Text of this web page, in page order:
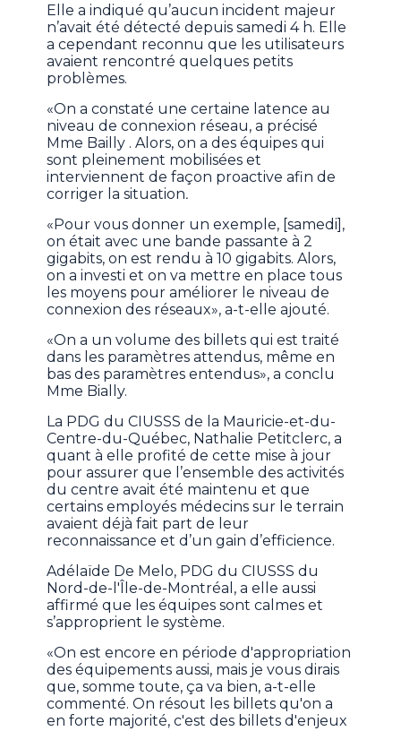
Elle a indiqué qu’aucun incident majeur
n’avait été détecté depuis samedi 4 h. Elle
a cependant reconnu que les utilisateurs
avaient rencontré quelques petits
problèmes.
«On a constaté une certaine latence au
niveau de connexion réseau, a précisé
Mme Bailly . Alors, on a des équipes qui
sont pleinement mobilisées et
interviennent de façon proactive afin de
corriger la situation.
«Pour vous donner un exemple, [samedi],
on était avec une bande passante à 2
gigabits, on est rendu à 10 gigabits. Alors,
on a investi et on va mettre en place tous
les moyens pour améliorer le niveau de
connexion des réseaux», a-t-elle ajouté.
«On a un volume des billets qui est traité
dans les paramètres attendus, même en
bas des paramètres entendus», a conclu
Mme Bially.
La PDG du CIUSSS de la Mauricie-et-du-
Centre-du-Québec, Nathalie Petitclerc, a
quant à elle profité de cette mise à jour
pour assurer que l’ensemble des activités
du centre avait été maintenu et que
certains employés médecins sur le terrain
avaient déjà fait part de leur
reconnaissance et d’un gain d’efficience.
Adélaïde De Melo, PDG du CIUSSS du
Nord-de-l'Île-de-Montréal, a elle aussi
affirmé que les équipes sont calmes et
s’approprient le système.
«On est encore en période d'appropriation
des équipements aussi, mais je vous dirais
que, somme toute, ça va bien, a-t-elle
commenté. On résout les billets qu'on a
en forte majorité, c'est des billets d'enjeux